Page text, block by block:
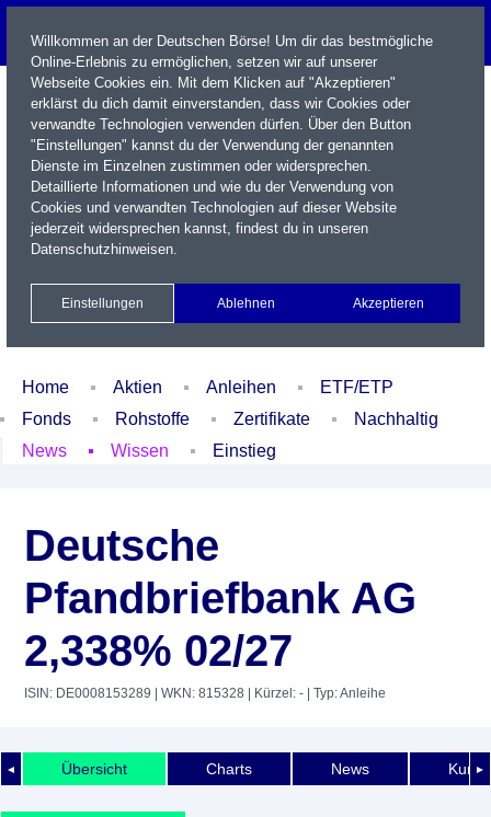
Name / WKN / ISIN / Kürzel
Xetra Realtime
Watchlist Portfolio Login
Home Aktien Anleihen
ETF/ETP
Fonds
Rohstoffe Zertifikate
Nachhaltig
News
Wissen Einstieg
Deutsche
Pfandbriefbank AG
2,338% 02/27
ISIN: DE0008153289 | WKN: 815328 | Kürzel: - | Typ: Anleihe
◄ ►
Übersicht Charts News
Willkommen an der Deutschen Börse! Um dir das bestmögliche
Online-Erlebnis zu ermöglichen, setzen wir auf unserer
Webseite Cookies ein. Mit dem Klicken auf "Akzeptieren"
erklärst du dich damit einverstanden, dass wir Cookies oder
verwandte Technologien verwenden dürfen. Über den Button
"Einstellungen" kannst du der Verwendung der genannten
Dienste im Einzelnen zustimmen oder widersprechen.
Detaillierte Informationen und wie du der Verwendung von
Cookies und verwandten Technologien auf dieser Website
jederzeit widersprechen kannst, findest du in unseren
Datenschutzhinweisen.
Einstellungen Ablehnen Akzeptieren